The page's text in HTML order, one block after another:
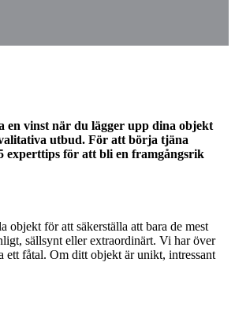
en vinst när du lägger upp dina objekt
utbud. För att börja tjäna
experttips för att bli en framgångsrik
objekt för att säkerställa att bara de mest
sällsynt eller extraordinärt. Vi har över
ett fåtal. Om ditt objekt är unikt, intressant